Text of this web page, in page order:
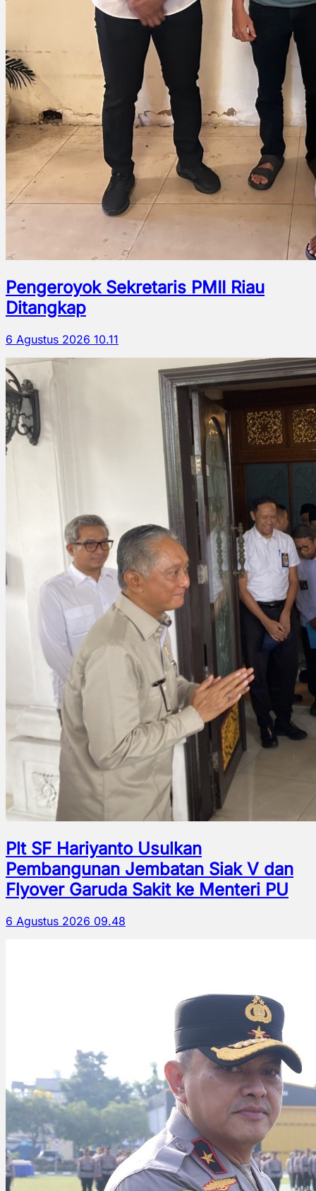
Pengeroyok Sekretaris PMII Riau
Ditangkap
6 Agustus 2026 10.11
Plt SF Hariyanto Usulkan
Pembangunan Jembatan Siak V dan
Flyover Garuda Sakit ke Menteri PU
6 Agustus 2026 09.48